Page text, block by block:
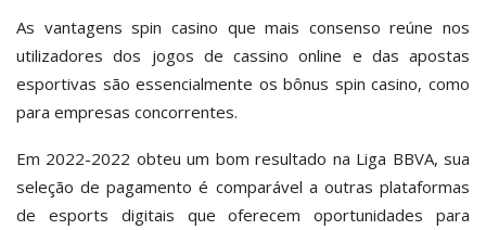
As vantagens spin casino que mais consenso reúne nos
utilizadores dos jogos de cassino online e das apostas
esportivas são essencialmente os bônus spin casino, como
para empresas concorrentes.
Em 2022-2022 obteu um bom resultado na Liga BBVA, sua
seleção de pagamento é comparável a outras plataformas
de esports digitais que oferecem oportunidades para